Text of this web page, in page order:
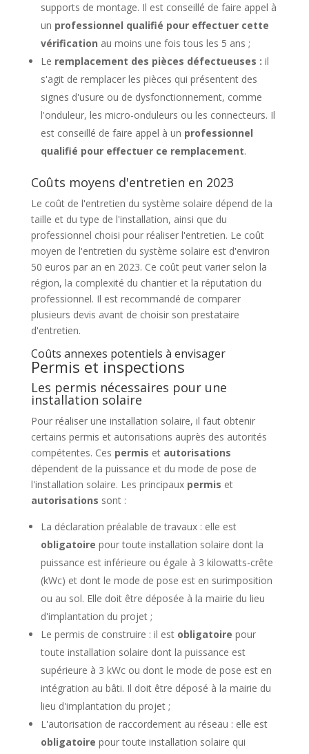
supports de montage. Il est conseillé de faire appel à
un professionnel qualifié pour effectuer cette
vérification au moins une fois tous les 5 ans ;
Le remplacement des pièces défectueuses : il
s'agit de remplacer les pièces qui présentent des
signes d'usure ou de dysfonctionnement, comme
l'onduleur, les micro-onduleurs ou les connecteurs. Il
est conseillé de faire appel à un professionnel
qualifié pour effectuer ce remplacement.
Coûts moyens d'entretien en 2023
Le coût de l'entretien du système solaire dépend de la
taille et du type de l'installation, ainsi que du
professionnel choisi pour réaliser l'entretien. Le coût
moyen de l'entretien du système solaire est d'environ
50 euros par an en 2023. Ce coût peut varier selon la
région, la complexité du chantier et la réputation du
professionnel. Il est recommandé de comparer
plusieurs devis avant de choisir son prestataire
d'entretien.
Coûts annexes potentiels à envisager
Permis et inspections
Les permis nécessaires pour une
installation solaire
Pour réaliser une installation solaire, il faut obtenir
certains permis et autorisations auprès des autorités
compétentes. Ces permis et autorisations
dépendent de la puissance et du mode de pose de
l'installation solaire. Les principaux permis et
autorisations sont :
La déclaration préalable de travaux : elle est
obligatoire pour toute installation solaire dont la
puissance est inférieure ou égale à 3 kilowatts-crête
(kWc) et dont le mode de pose est en surimposition
ou au sol. Elle doit être déposée à la mairie du lieu
d'implantation du projet ;
Le permis de construire : il est obligatoire pour
toute installation solaire dont la puissance est
supérieure à 3 kWc ou dont le mode de pose est en
intégration au bâti. Il doit être déposé à la mairie du
lieu d'implantation du projet ;
L'autorisation de raccordement au réseau : elle est
obligatoire pour toute installation solaire qui